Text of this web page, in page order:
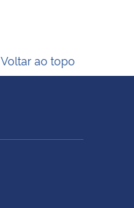
Voltar ao topo